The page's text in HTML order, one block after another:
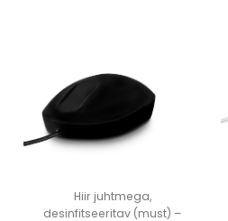
Hiir juhtmega,
desinfitseeritav (must) –